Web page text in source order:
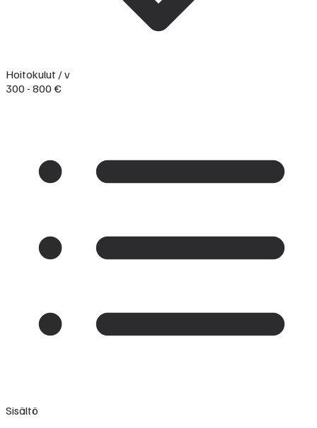
Hoitokulut / v
300 - 800 €
Sisältö